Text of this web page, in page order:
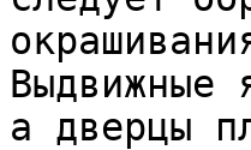
Выдвижные
а дверцы